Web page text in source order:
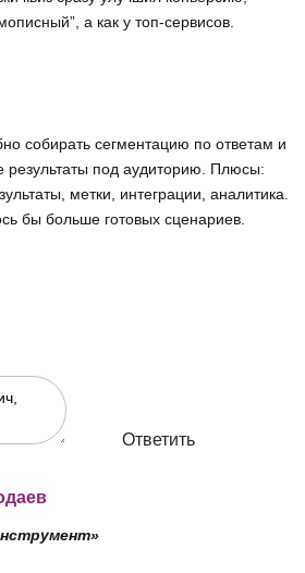
а как у топ-сервисов.
собирать сегментацию по ответам и
результаты под аудиторию. Плюсы:
метки, интеграции, аналитика.
бы больше готовых сценариев.
Ответить